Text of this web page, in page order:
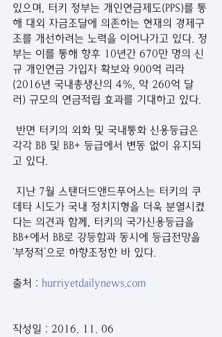
있으며, 터키 정부는 개인연금제도(PPS)를 통
해 대외 자금조달에 의존하는 현재의 경제구
조를 개선하려는 노력을 이어나가고 있다. 정
부는 이를 통해 향후 10년간 670만 명의 신
규 개인연금 가입자 확보와 900억 리라
(2016년 국내총생산의 4%, 약 260억 달
러) 규모의 연금적립 효과를 기대하고 있다.
반면 터키의 외화 및 국내통화 신용등급은
각각 BB 및 BB+ 등급에서 변동 없이 유지되
고 있다.
지난 7월 스탠더드앤드푸어스는 터키의 쿠
데타 시도가 국내 정치지형을 더욱 분열시켰
다는 의견과 함께, 터키의 국가신용등급을
BB+에서 BB로 강등함과 동시에 등급전망을
‘부정적’으로 하향조정한 바 있다.
출처 : hurriyetdailynews.com
작성일 : 2016. 11. 06